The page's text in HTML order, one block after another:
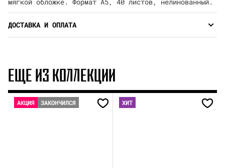
ДОСТАВКА И ОПЛАТА
ЕЩЕ ИЗ КОЛЛЕКЦИИ
АКЦИЯ ЗАКОНЧИЛСЯ ХИТ